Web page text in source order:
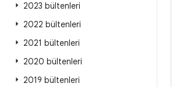
2023 bültenleri
2022 bültenleri
2021 bültenleri
2020 bültenleri
2019 bültenleri